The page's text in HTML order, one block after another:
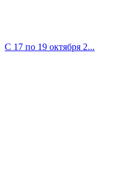
С 17 по 19 октября 2...